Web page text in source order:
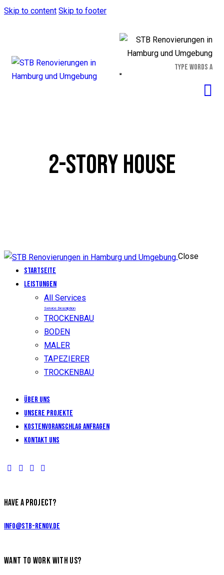
Skip to content Skip to footer
2-STORY HOUSE
Close
Startseite
LEISTUNGEN
All Services
Service Description
TROCKENBAU
BODEN
MALER
TAPEZIERER
TROCKENBAU
Über uns
Unsere Projekte
KOSTENVORANSCHLAG ANFRAGEN
Kontakt uns
HAVE A PROJECT?
info@stb-renov.de
WANT TO WORK WITH US?